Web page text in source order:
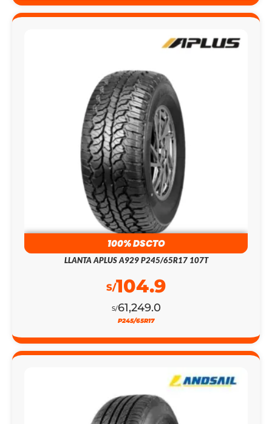
100% DSCTO
LLANTA APLUS A929 P245/65R17 107T
S/61,249.0
S/104.9
P245/65R17